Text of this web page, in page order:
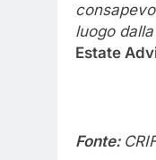
luogo
Estate
Fonte: